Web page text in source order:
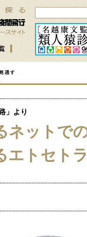
」より
ネットで
エトセト